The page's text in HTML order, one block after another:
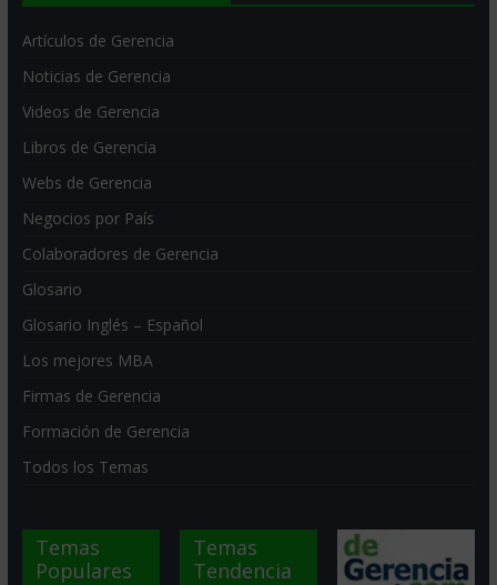
Artículos de Gerencia
Noticias de Gerencia
Videos de Gerencia
Libros de Gerencia
Webs de Gerencia
Negocios por País
Colaboradores de Gerencia
Glosario
Glosario Inglés – Español
Los mejores MBA
Firmas de Gerencia
Formación de Gerencia
Todos los Temas
Temas
Populares
Temas
Tendencia